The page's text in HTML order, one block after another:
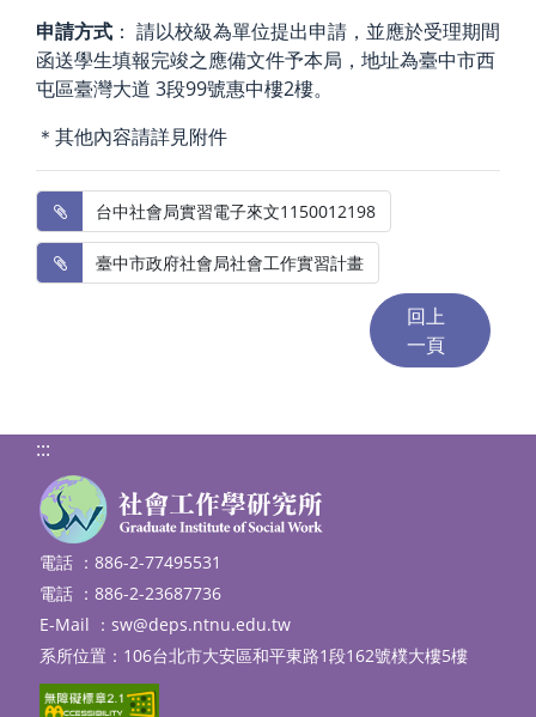
申請方式 ： 請以校級為單位提出申請，並應於受理期間
函送學生填報完竣之應備文件予本局，地址為臺中市西
屯區臺灣大道 3段99號惠中樓2樓。
＊其他內容請詳見附件
台中社會局實習電子來文1150012198
臺中市政府社會局社會工作實習計畫
:::
電話 ：886-2-77495531
電話 ：886-2-23687736
E-Mail ： sw@deps.ntnu.edu.tw
系所位置：106台北市大安區和平東路1段162號樸大樓5樓